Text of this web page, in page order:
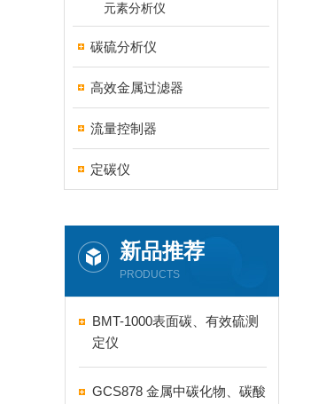
元素分析仪
碳硫分析仪
高效金属过滤器
流量控制器
定碳仪
新品推荐
PRODUCTS
BMT-1000表面碳、有效硫测
定仪
GCS878 金属中碳化物、碳酸